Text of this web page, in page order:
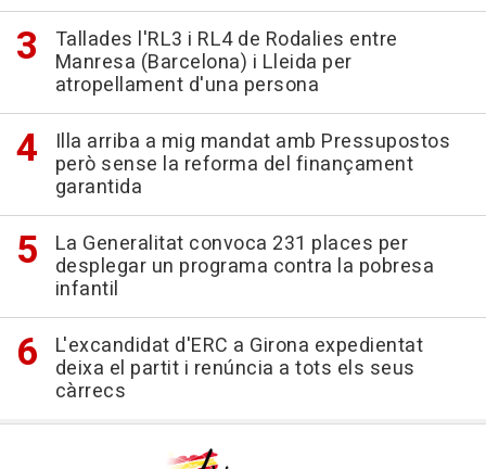
Tallades l'RL3 i RL4 de Rodalies entre
Manresa (Barcelona) i Lleida per
atropellament d'una persona
Illa arriba a mig mandat amb Pressupostos
però sense la reforma del finançament
garantida
La Generalitat convoca 231 places per
desplegar un programa contra la pobresa
infantil
L'excandidat d'ERC a Girona expedientat
deixa el partit i renúncia a tots els seus
càrrecs